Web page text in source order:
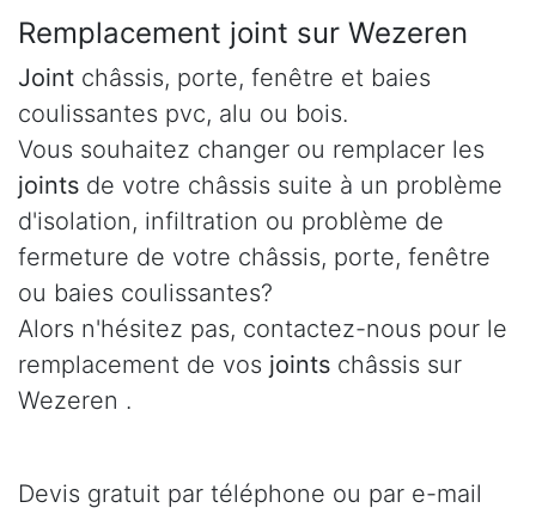
Remplacement joint sur Wezeren
Joint châssis, porte, fenêtre et baies
coulissantes pvc, alu ou bois.
Vous souhaitez changer ou remplacer les
joints de votre châssis suite à un problème
d'isolation, infiltration ou problème de
fermeture de votre châssis, porte, fenêtre
ou baies coulissantes?
Alors n'hésitez pas, contactez-nous pour le
remplacement de vos joints châssis sur
Wezeren .
Devis gratuit par téléphone ou par e-mail